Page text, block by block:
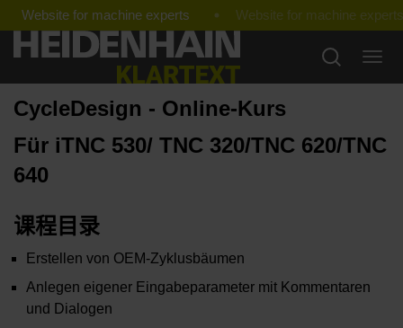
Website for machine experts
CycleDesign - Online-Kurs
Für iTNC 530/ TNC 320/TNC 620/TNC
640
课程目录
Erstellen von OEM-Zyklusbäumen
Anlegen eigener Eingabeparameter mit Kommentaren
und Dialogen